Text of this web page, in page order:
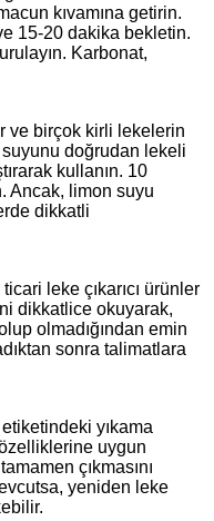
kıvamına getirin.
15-20 dakika bekletin.
Karbonat,
ve birçok kirli lekelerin
suyunu doğrudan lekeli
kullanın. 10
Ancak, limon suyu
dikkatli
leke çıkarıcı ürünler
dikkatlice okuyarak,
olmadığından emin
sonra talimatlara
yıkama
uygun
çıkmasını
yeniden leke